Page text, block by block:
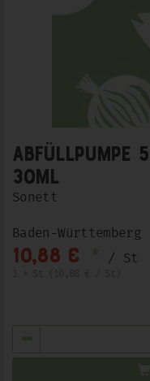
Abfüllpumpe
30ml
Sonett
Baden-Württemberg
10,88 € / St